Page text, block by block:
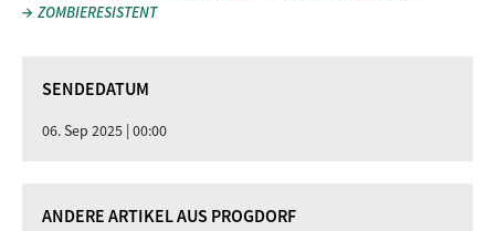
ZOMBIERESISTENT
SENDEDATUM
06. Sep 2025 | 00:00
ANDERE ARTIKEL AUS PROGDORF